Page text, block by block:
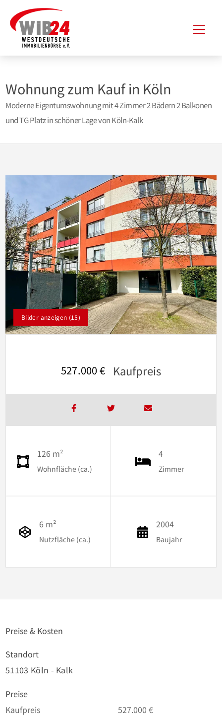
Inhalt
springen
Wohnung zum Kauf in Köln
Moderne Eigentumswohnung mit 4 Zimmer 2 Bädern 2 Balkonen
und TG Platz in schöner Lage von Köln-Kalk
Bilder anzeigen (15)
527.000 € Kaufpreis
126 m²
Wohnfläche (ca.)
4
Zimmer
6 m²
Nutzfläche (ca.)
2004
Baujahr
Preise & Kosten
Standort
51103 Köln - Kalk
Preise
Kaufpreis
527.000 €